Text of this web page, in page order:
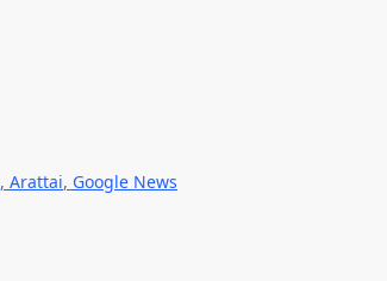
, Arattai, Google News